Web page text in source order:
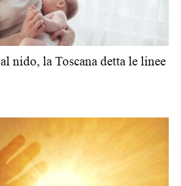
nido, la Toscana detta le linee